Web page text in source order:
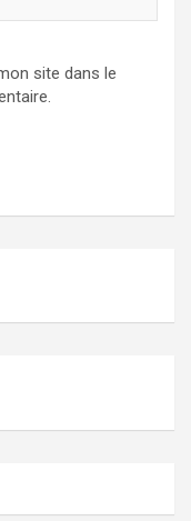
site dans le